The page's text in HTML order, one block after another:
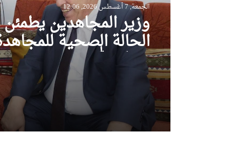
الجمعة, 7 أغسطس 2026, 12:06
وزير المجاهدين
الحالة الصحية
خرف الله